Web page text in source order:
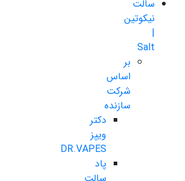
سالت
نیکوتین
|
Salt
بر
اساس
شرکت
سازنده
دکتر
ویپز
DR.VAPES
پاد